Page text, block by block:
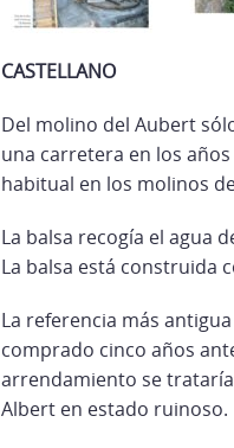
CASTELLANO
Del molino del Aubert
una carretera en los
habitual en los molinos
La balsa recogía el agua
La balsa está construida
La referencia más
comprado cinco años
arrendamiento se
Albert en estado ruinoso.